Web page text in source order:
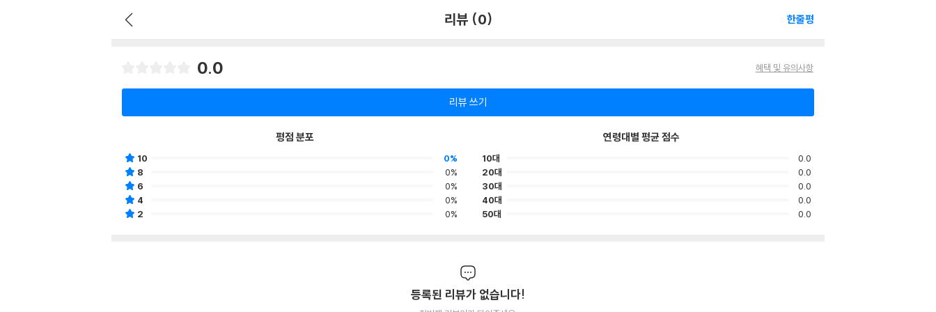
리뷰 (0) 한줄평
0.0 혜택 및 유의사항
리뷰 쓰기
평점 분포
10
0%
8
0%
6
0%
4
0%
2
0%
연령대별 평균 점수
10대
0.0
20대
0.0
30대
0.0
40대
0.0
50대
0.0
등록된 리뷰가 없습니다!